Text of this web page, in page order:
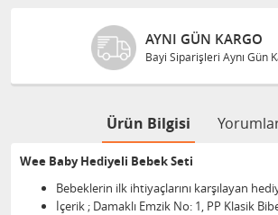
AYNI GÜN KARGO
Bayi Siparişleri Aynı Gün
Ürün Bilgisi
Wee Baby Hediyeli Bebek Seti
Bebeklerin ilk ihtiyaçlarını karşılayan
İçerik ; Damaklı Emzik No: 1, PP Klasik